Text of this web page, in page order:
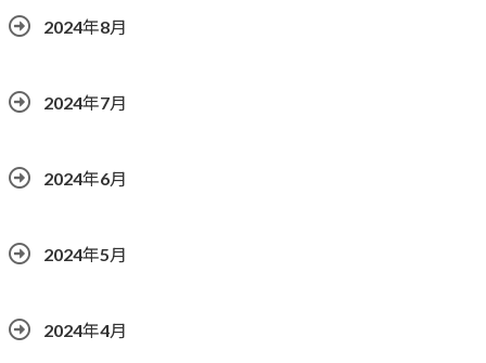
2024年8月
2024年7月
2024年6月
2024年5月
2024年4月